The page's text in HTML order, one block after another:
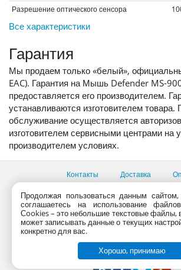
Разрешение оптического сенсора
Все характеристики
Гарантия
Мы продаем только «белый»,
EAC). Гарантия на Мышь Defender MS-
предоставляется его производителем.
устанавливаются изготовителем товара.
обслуживание осуществляется
изготовителем сервисными центрами на
производителем условиях.
Контакты Доставка
Все пункты выдачи
Консультации продавцов по телефону:+7
+7 (800) 775-09-03
PlanetaShop.ru © 2000 - 2017 | Все
Продолжая пользоваться данным
соглашаетесь на использование
Сookies – это небольшие текстовые файлы,
может записывать данные о текущих
конкретно для вас.
Хорошо, принимаю